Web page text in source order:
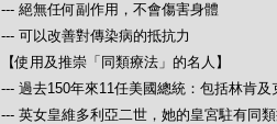
--- 絕無任何副作用，不會傷害身體
--- 可以改善對傳染病的抵抗力
【使用及推崇「同類療法」的名人】
--- 過去150年來11任美國總統：包括林肯及
--- 英女皇維多利亞二世，她的皇宮駐有同